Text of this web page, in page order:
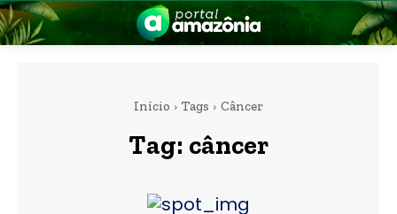
Início Tags Câncer
Tag: câncer